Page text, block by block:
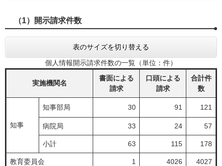
（1）開示請求件数
表のサイズを切り替える
個人情報開示請求件数の一覧（単位：件）
実施機関名
書面による
請求
口頭による
請求
合計件
数
知事
知事部局 30 91 121
病院局 33 24 57
小計 63 115 178
教育委員会 1 4026 4027